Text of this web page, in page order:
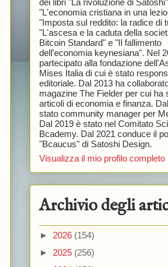
"L'economia cristiana in una
"Imposta sul reddito: la radice di
"L'ascesa e la caduta della
Bitcoin Standard" e "Il fallimento
dell'economia keynesiana". Nel
partecipato alla fondazione
Mises Italia di cui è stato
editoriale. Dal 2013 ha
magazine The Fielder per cui ha
articoli di economia e finanza.
stato community manager per
Dal 2019 è stato nel Comitato
Bcademy. Dal 2021 conduce il
"Bcaucus" di Satoshi Design.
Visualizza il mio profilo completo
Archivio degli
► 2026 (154)
► 2025 (256)